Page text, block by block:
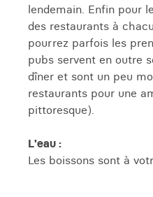
lendemain. Enfin pour
des restaurants à
pourrez parfois les
pubs servent en outre
dîner et sont un peu
restaurants pour une
pittoresque).
L'eau :
Les boissons sont à